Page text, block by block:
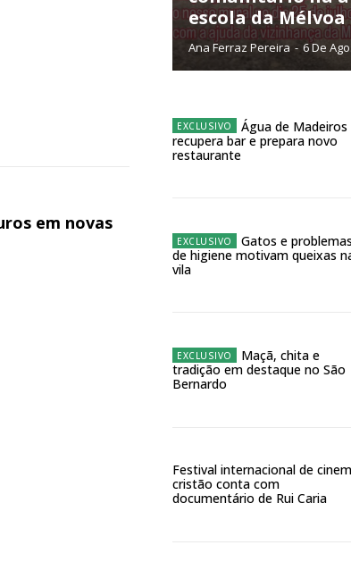
Acesso aos conteúdos Exclusivos para
Escolha o plano
em novas
escola da Mélvoa
Ana Ferraz Pereira - 6 De
Água de Madeiros
recupera bar e prepara novo
restaurante
Gatos e problemas
de higiene motivam queixas
vila
Maçã, chita e
tradição em destaque no São
Bernardo
Festival internacional de
cristão conta com
documentário de Rui Caria